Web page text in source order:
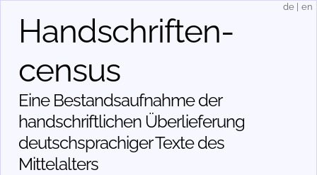
Handschriften­
census
Eine Bestandsaufnahme der
handschriftlichen Über­lieferung
deutschsprachiger Texte des
Mittelalters
de en